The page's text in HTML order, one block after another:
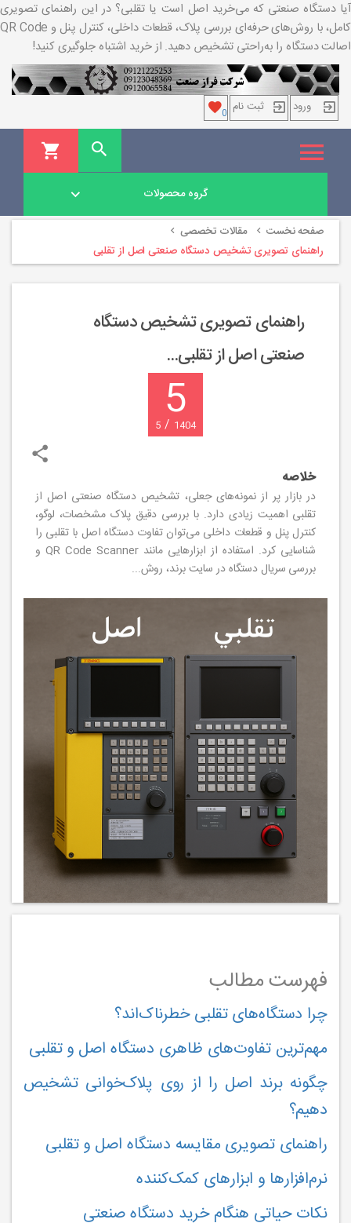
آیا دستگاه صنعتی که می‌خرید اصل است یا تقلبی؟ در این راهنمای تصویری
کامل، با روش‌های حرفه‌ای بررسی پلاک، قطعات داخلی، کنترل پنل و QR Code
اصالت دستگاه را به‌راحتی تشخیص دهید. از خرید اشتباه جلوگیری کنید!
ورود ثبت نام 0
گروه محصولات
صفحه نخست
مقالات تخصصی
راهنمای تصویری تشخیص دستگاه صنعتی اصل از تقلبی
راهنمای تصویری تشخیص دستگاه
صنعتی اصل از تقلبی...
5
5 / 1404
خلاصه
در بازار پر از نمونه‌های جعلی، تشخیص دستگاه صنعتی اصل از
تقلبی اهمیت زیادی دارد. با بررسی دقیق پلاک مشخصات، لوگو،
کنترل پنل و قطعات داخلی می‌توان تفاوت دستگاه اصل با تقلبی را
شناسایی کرد. استفاده از ابزارهایی مانند QR Code Scanner و
بررسی سریال دستگاه در سایت برند، روش‌...
فهرست مطالب
چرا دستگاه‌های تقلبی خطرناک‌اند؟
مهم‌ترین تفاوت‌های ظاهری دستگاه اصل و تقلبی
چگونه برند اصل را از روی پلاک‌خوانی تشخیص
دهیم؟
راهنمای تصویری مقایسه دستگاه اصل و تقلبی
نرم‌افزارها و ابزارهای کمک‌کننده
نکات حیاتی هنگام خرید دستگاه صنعتی